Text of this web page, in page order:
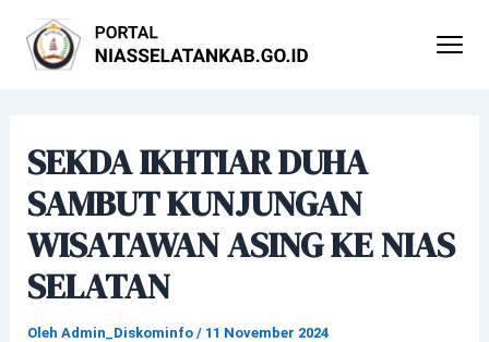
konten
SEKDA IKHTIAR DUHA
SAMBUT KUNJUNGAN
WISATAWAN ASING KE NIAS
SELATAN
Oleh Admin_Diskominfo / 11 November 2024
navigation